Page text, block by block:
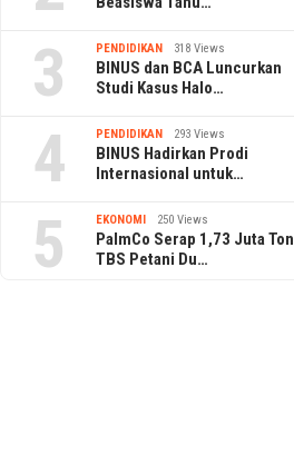
3 PENDIDIKAN 318 Views
BINUS dan BCA Luncurkan
Studi Kasus Halo…
4 PENDIDIKAN 293 Views
BINUS Hadirkan Prodi
Internasional untuk…
5 EKONOMI 250 Views
PalmCo Serap 1,73 Juta Ton
TBS Petani Du…